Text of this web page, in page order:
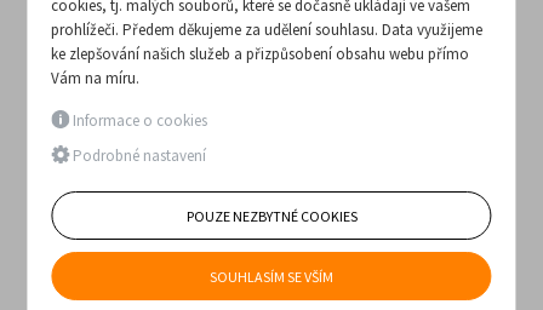
cookies, tj. malých souborů, které se dočasně ukládají ve vašem
prohlížeči. Předem děkujeme za udělení souhlasu. Data využijeme
ke zlepšování našich služeb a přizpůsobení obsahu webu přímo
Vám na míru.
Informace o cookies
Podrobné nastavení
POUZE NEZBYTNÉ COOKIES
SOUHLASÍM SE VŠÍM